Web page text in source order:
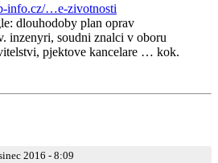
info.cz/…e-zivotnosti
dlouhodoby plan oprav
inzenyri, soudni znalci v oboru
pjektove kancelare … kok.
2016 - 8:09